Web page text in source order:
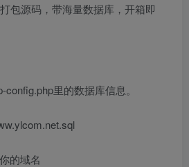
包源码，带海量数据库，开箱即
config.php里的数据库信息。
的域名